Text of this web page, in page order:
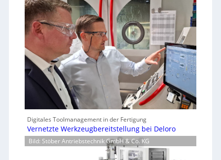
Digitales Toolmanagement in der Fertigung
Vernetzte Werkzeugbereitstellung bei Deloro
Bild: Stöber Antriebstechnik GmbH & Co. KG